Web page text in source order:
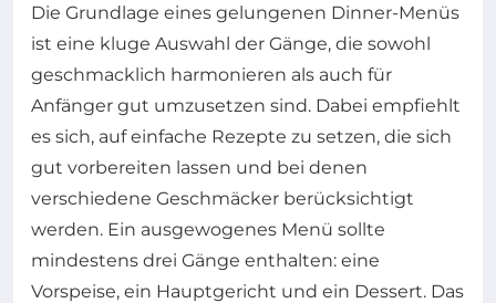
Die Grundlage eines gelungenen Dinner-Menüs
ist eine kluge Auswahl der Gänge, die sowohl
geschmacklich harmonieren als auch für
Anfänger gut umzusetzen sind. Dabei empfiehlt
es sich, auf einfache Rezepte zu setzen, die sich
gut vorbereiten lassen und bei denen
verschiedene Geschmäcker berücksichtigt
werden. Ein ausgewogenes Menü sollte
mindestens drei Gänge enthalten: eine
Vorspeise, ein Hauptgericht und ein Dessert. Das